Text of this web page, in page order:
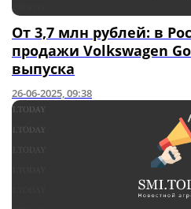
От 3,7 млн рублей: в
продажи Volkswagen
выпуска
26-06-2025, 09:38